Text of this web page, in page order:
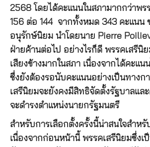
2568 โดยได้คะแนนในสภามากกว่าพ
156 ต่อ 144 จากทั้งหมด 343 คะแนน
อนุรักษ์นิยม นำโดยนาย Pierre
ฝ่ายค้านต่อไป อย่างไรก็ดี พรรคเสรีนิ
เสียงข้างมากในสภา เนื่องจากได้คะแน
ซึ่งยังต้องรอนับคะแนนอย่างเป็นทางก
เสรีนิยมจะยังคงมีสิทธิจัดตั้งรัฐบาลแล
จะดำรงตำแหน่งนายกรัฐมนตรี
สำหรับการเลือกตั้งครั้งนี้น่าสนใจสำห
เนื่องจากก่อนหน้านี้ พรรคเสรีนิยมซึ่งเ